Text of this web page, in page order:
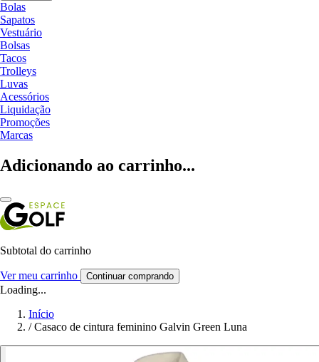
Bolas
Sapatos
Vestuário
Bolsas
Tacos
Trolleys
Luvas
Acessórios
Liquidação
Promoções
Marcas
Adicionando ao carrinho...
Subtotal do carrinho
Ver meu carrinho Continuar comprando
Loading...
Início
/ Casaco de cintura feminino Galvin Green Luna